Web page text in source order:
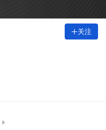
关注